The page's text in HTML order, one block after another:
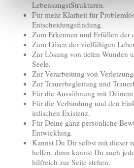
LebensangstStrukturen.
Für mehr Klarheit für
Entscheidungsfindung.
Zum Erkennen und Erfüllen der
Zum Lösen der vielfältigen
Zur Lösung von tiefen Wunden
Seele.
Zur Verarbeitung von
Zur Trauerbegleitung und
Für die Aussöhnung mit Deinem
Für die Verbindung und den
irdischen Existenz.
Für Deine ganz persönliche
Entwicklung.
Kannst Du Dir selbst mit dieser
helfen, dann kannst Du auch
hilfreich zur Seite stehen.